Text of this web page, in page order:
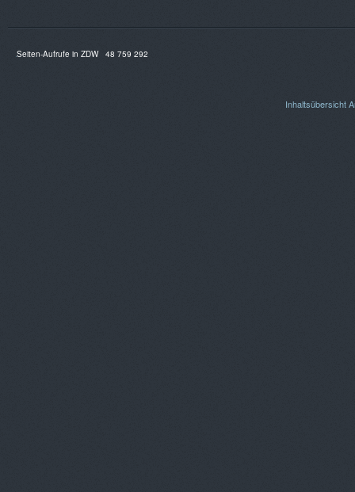
Seiten-Aufrufe in ZDW 48 759 292
Inhaltsübersicht